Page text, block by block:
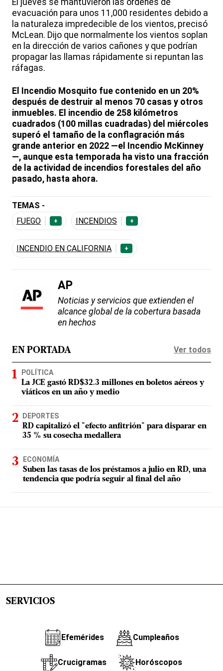
El jueves se mantuvieron las órdenes de
evacuación para unos 11,000 residentes debido a
la naturaleza impredecible de los vientos, precisó
McLean. Dijo que normalmente los vientos soplan
en la dirección de varios cañones y que podrían
propagar las llamas rápidamente si repuntan las
ráfagas.
El Incendio Mosquito fue contenido en un 20%
después de destruir al menos 70 casas y otros
inmuebles. El incendio de 258 kilómetros
cuadrados (100 millas cuadradas) del miércoles
superó el tamaño de la conflagración más
grande anterior en 2022 —el Incendio McKinney
—, aunque esta temporada ha visto una fracción
de la actividad de incendios forestales del año
pasado, hasta ahora.
TEMAS -
FUEGO
+ INCENDIOS +
INCENDIO EN CALIFORNIA +
AP
Noticias y servicios que extienden el
alcance global de la cobertura basada
en hechos
EN PORTADA Ver todos
POLÍTICA
La JCE gastó RD$32.3 millones en boletos aéreos y
viáticos en un año y medio
DEPORTES
RD capitalizó el "efecto anfitrión" para disparar en
35 % su cosecha medallera
ECONOMÍA
Suben las tasas de los préstamos a julio en RD, una
tendencia que podría seguir al final del año
SERVICIOS
Efemérides Cumpleaños
Crucigramas Horóscopos